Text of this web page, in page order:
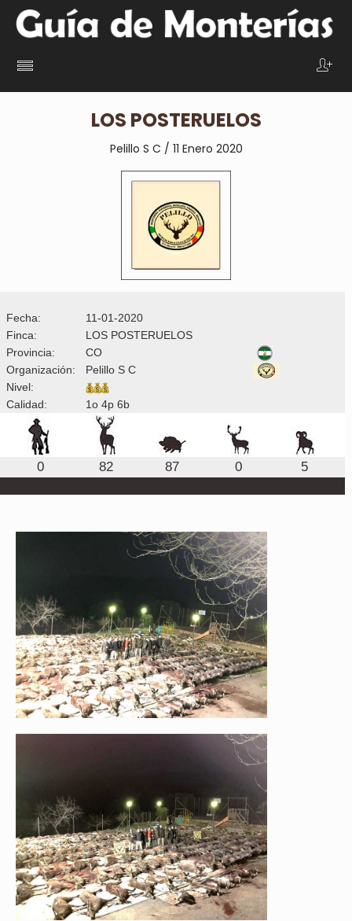
LOS POSTERUELOS
Pelillo S C / 11 Enero 2020
Fecha:
11-01-2020
Finca:
LOS POSTERUELOS
Provincia:
CO
Organización:
Pelillo S C
Nivel:
Calidad:
1o 4p 6b
0 82 87 0 5